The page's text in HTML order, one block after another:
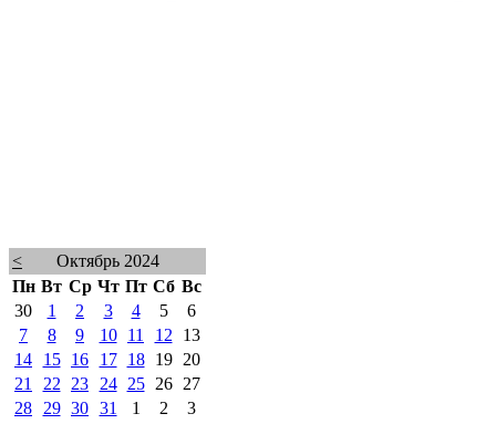
<
Октябрь 2024
Пн Вт Ср Чт Пт Сб Вс
30
1 2 3 4 5
6
7
8 9 10 11 12
13
14
15 16 17 18 19
20
21
22 23 24 25 26
27
28
29 30 31 1 2
3